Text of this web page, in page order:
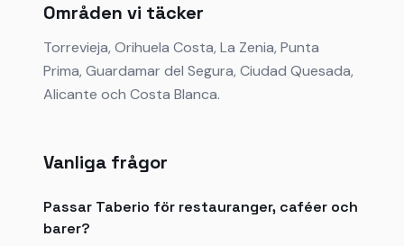
Områden vi täcker
Torrevieja, Orihuela Costa, La Zenia, Punta
Prima, Guardamar del Segura, Ciudad Quesada,
Alicante och Costa Blanca.
Vanliga frågor
Passar Taberio för restauranger, caféer och
barer?